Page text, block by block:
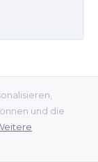
und die